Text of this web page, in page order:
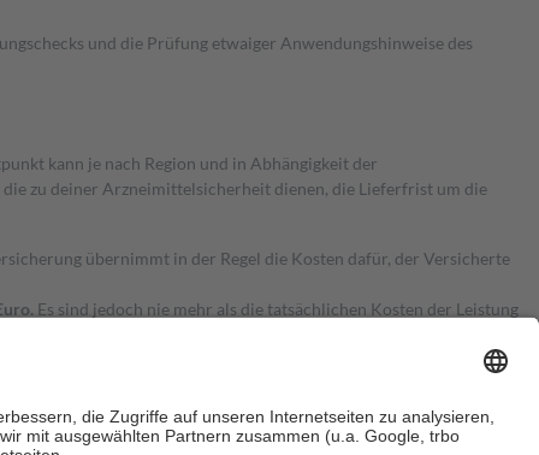
und die Prüfung etwaiger Anwendungshinweise des
kann je nach Region und in Abhängigkeit der
zu deiner Arzneimittelsicherheit dienen, die Lieferfrist um die
übernimmt in der Regel die Kosten dafür, der Versicherte
Es sind jedoch nie mehr als die tatsächlichen Kosten der Leistung
Zuzahlungen an bei: